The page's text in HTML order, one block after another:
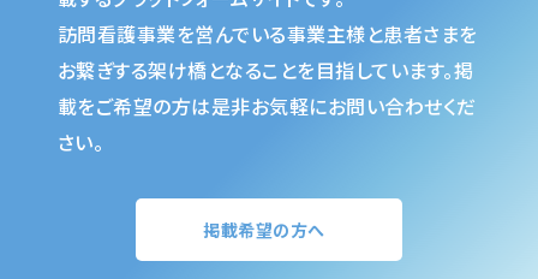
訪問看護事業を営んでいる事業主様と患者さまを
お繋ぎする架け橋となることを目指しています。掲
載をご希望の方は是非お気軽にお問い合わせくだ
さい。
掲載希望の方へ